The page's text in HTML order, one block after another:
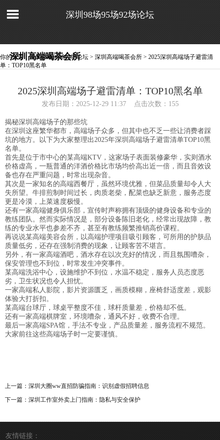
深圳98场95场92场论坛
深圳高端喝茶会所
你的位置：深圳98场95场92场论坛 > 深圳高端喝茶会所 > 2025深圳高端场子避雷清
单：TOP10黑名单
2025深圳高端场子避雷清单：TOP10黑名单
发布日期：2025-12-29 11:37 点击次数：155
揭秘深圳高端场子的那些坑
在深圳这座繁华都市，高端场子众多，但其中也不乏一些让消费者踩
坑的地方。以下为大家整理出2025年深圳高端场子避雷清单TOP10黑
名单。
首先是位于市中心的某高端KTV，这家场子表面装修豪华，实则酒水
价格虚高，一瓶普通的洋酒价格比市场均价高出近一倍，而且音效设
备也存在严重问题，时常出现杂音。
其次是一家知名的高端西餐厅，虽然环境优雅，但菜品质量却令人大
失所望。牛排煎制时间过长，肉质老柴，配菜也缺乏新意，服务态度
更是冷漠，上菜速度极慢。
还有一家高端健身俱乐部，宣传时声称拥有顶级的健身设备和专业的
教练团队。然而实际情况是，部分设备陈旧老化，经常出现故障，教
练的专业水平也参差不齐，甚至有教练频繁推销高价课程。
再说说某高端美容会所，以高端护理项目吸引顾客，可所用的护肤品
质量低劣，还存在强制消费的现象，让顾客苦不堪言。
另外，有一家高端酒吧，酒水存在以次充好的情况，而且氛围嘈杂，
保安管理也不到位，时常发生冲突事件。
某高端洗浴中心，设施维护不到位，水温不稳定，服务人员态度恶
劣，卫生状况也令人担忧。
一家高端私人影院，影片资源匮乏，画质模糊，座椅舒适度差，观影
体验大打折扣。
某高端台球厅，球桌平整度不佳，球杆质量差，价格却不低。
还有一家高端棋牌室，环境嘈杂，通风不好，收费不合理。
最后一家高端SPA馆，手法不专业，产品质量差，服务流程不规范。
大家前往这些高端场子时一定要谨慎。
上一篇： 深圳大圈ww直招防骗指南：识别虚假招聘信息
下一篇： 深圳工作室外卖上门指南：隐私与安全保护
友情链接：